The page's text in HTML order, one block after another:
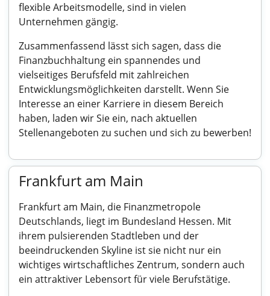
flexible Arbeitsmodelle, sind in vielen
Unternehmen gängig.
Zusammenfassend lässt sich sagen, dass die
Finanzbuchhaltung ein spannendes und
vielseitiges Berufsfeld mit zahlreichen
Entwicklungsmöglichkeiten darstellt. Wenn Sie
Interesse an einer Karriere in diesem Bereich
haben, laden wir Sie ein, nach aktuellen
Stellenangeboten zu suchen und sich zu bewerben!
Frankfurt am Main
Frankfurt am Main, die Finanzmetropole
Deutschlands, liegt im Bundesland Hessen. Mit
ihrem pulsierenden Stadtleben und der
beeindruckenden Skyline ist sie nicht nur ein
wichtiges wirtschaftliches Zentrum, sondern auch
ein attraktiver Lebensort für viele Berufstätige.